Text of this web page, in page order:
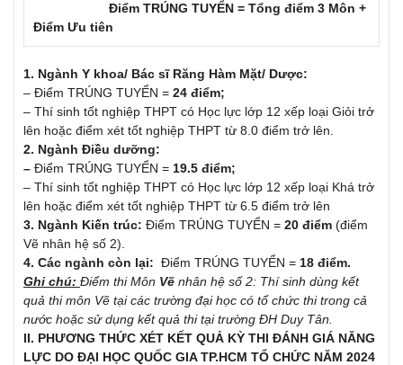
Điểm TRÚNG TUYỂN = Tổng điểm 3 Môn +
Điểm Ưu tiên
1. Ngành Y khoa/ Bác sĩ Răng Hàm Mặt/ Dược:
– Điểm TRÚNG TUYỂN = 24 điểm;
– Thí sinh tốt nghiệp THPT có Học lực lớp 12 xếp loại Giỏi trở
lên hoặc điểm xét tốt nghiệp THPT từ 8.0 điểm trở lên.
2. Ngành Điều dưỡng:
– Điểm TRÚNG TUYỂN = 19.5 điểm;
– Thí sinh tốt nghiệp THPT có Học lực lớp 12 xếp loại Khá trở
lên hoặc điểm xét tốt nghiệp THPT từ 6.5 điểm trở lên
3. Ngành Kiến trúc: Điểm TRÚNG TUYỂN = 20 điểm (điểm
Vẽ nhân hệ số 2).
4. Các ngành còn lại: Điểm TRÚNG TUYỂN = 18 điểm.
Ghi chú: Điểm thi Môn Vẽ nhân hệ số 2: Thí sinh dùng kết
quả thi môn Vẽ tại các trường đại học có tổ chức thi trong cả
nước hoặc sử dụng kết quả thi tại trường ĐH Duy Tân.
II. PHƯƠNG THỨC XÉT KẾT QUẢ KỲ THI ĐÁNH GIÁ NĂNG
LỰC DO ĐẠI HỌC QUỐC GIA TP.HCM TỔ CHỨC NĂM 2024